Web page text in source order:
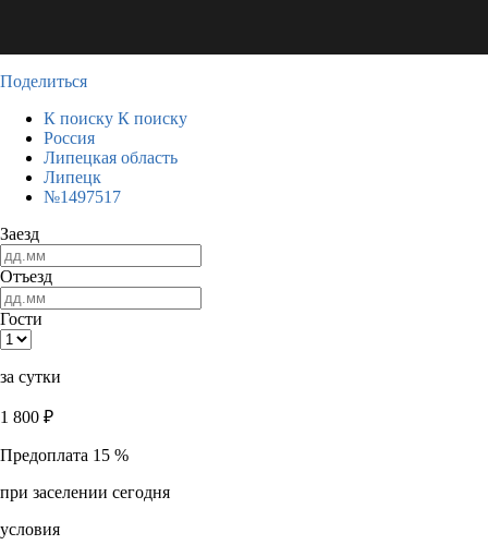
Поделиться
К поиску К поиску
Россия
Липецкая область
Липецк
№1497517
Заезд
Отъезд
Гости
за сутки
1 800 ₽
Предоплата 15 %
при заселении сегодня
условия